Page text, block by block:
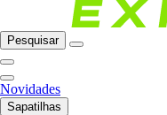
Pesquisar
Novidades
Sapatilhas